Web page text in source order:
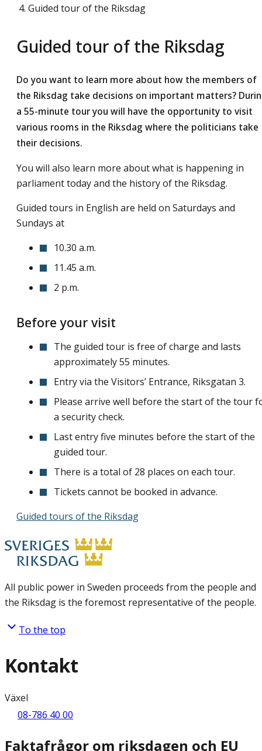
Guided tour of the Riksdag
Guided tour of the Riksdag
Do you want to learn more about how the members of
the Riksdag take decisions on important matters?
a 55-minute tour you will have the opportunity to visit
various rooms in the Riksdag where the politicians take
their decisions.
You will also learn more about what is happening in
parliament today and the history of the Riksdag.
Guided tours in English are held on Saturdays and
Sundays at
10.30 a.m.
11.45 a.m.
2 p.m.
Before your visit
The guided tour is free of charge and lasts
approximately 55 minutes.
Entry via the Visitors’ Entrance, Riksgatan 3.
Please arrive well before the start of the tour
a security check.
Last entry five minutes before the start of the
guided tour.
There is a total of 28 places on each tour.
Tickets cannot be booked in advance.
Guided tours of the Riksdag
All public power in Sweden proceeds from the people and
the Riksdag is the foremost representative of the people.
To the top
Kontakt
Växel
08-786 40 00
Faktafrågor om riksdagen och EU